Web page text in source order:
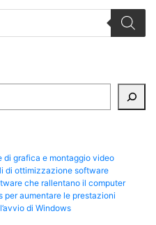
grafica e montaggio video
di ottimizzazione software
che rallentano il computer
per aumentare le prestazioni
di Windows